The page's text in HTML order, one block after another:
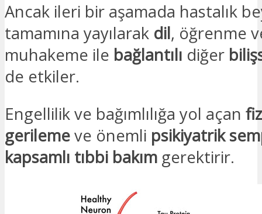
Ancak ileri bir aşamada hastalık
tamamına yayılarak dil, öğrenme
muhakeme ile bağlantılı diğer
de etkiler.
Engellilik ve bağımlılığa yol açan
gerilemeve önemli psikiyatrik
kapsamlı tıbbi bakım gerektirir.